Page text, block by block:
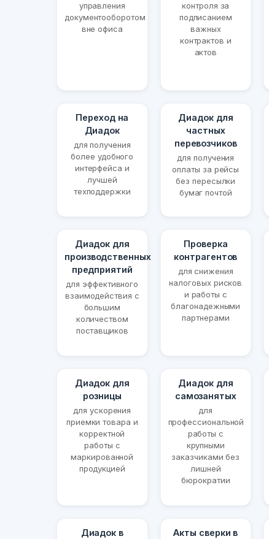
управления
документооборотом
вне офиса
контроля за
подписанием
важных
контрактов и
актов
Переход на
Диадок
для получения
более удобного
интерфейса и
лучшей
техподдержки
Диадок для
частных
перевозчиков
для получения
оплаты за рейсы
без пересылки
бумаг почтой
Диадок для
производственных
предприятий
для эффективного
взаимодействия с
большим
количеством
поставщиков
Проверка
контрагентов
для снижения
налоговых рисков
и работы с
благонадежными
партнерами
Диадок для
розницы
для ускорения
приемки товара и
корректной
работы с
маркированной
продукцией
Диадок для
самозанятых
для
профессиональной
работы с
крупными
заказчиками без
лишней
бюрократии
Диадок в
Акты сверки в